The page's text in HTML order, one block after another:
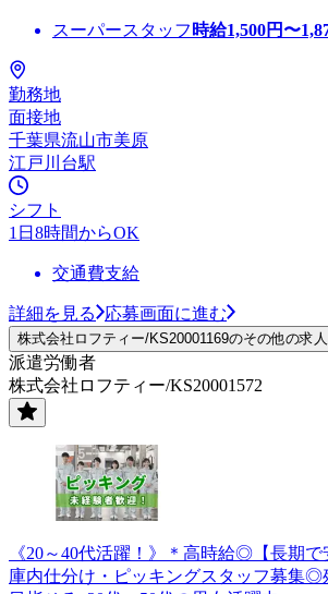
スーパースタッフ 時給1,500円〜
勤務地
面接地
千葉県流山市美原
江戸川台駅
シフト
1日8時間からOK
交通費支給
詳細を見る 応募画面に進む
株式会社ロフティー/KS20001169のその他の求
派遣労働者
株式会社ロフティー/KS20001572
《20～40代活躍！》＊高時給◎【長期
庫内仕分け・ピッキングスタッフ募集◎